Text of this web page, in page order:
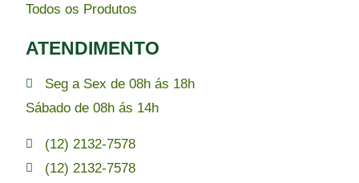
Todos os Produtos
ATENDIMENTO
Seg a Sex de 08h ás 18h
Sábado de 08h ás 14h
(12) 2132-7578
(12) 2132-7578